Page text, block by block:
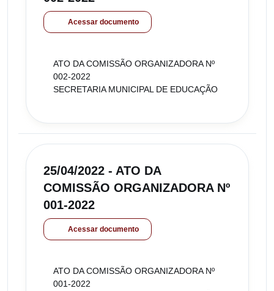
Acessar documento
ATO DA COMISSÃO ORGANIZADORA Nº
002-2022
SECRETARIA MUNICIPAL DE EDUCAÇÃO
25/04/2022 - ATO DA
COMISSÃO ORGANIZADORA Nº
001-2022
Acessar documento
ATO DA COMISSÃO ORGANIZADORA Nº
001-2022